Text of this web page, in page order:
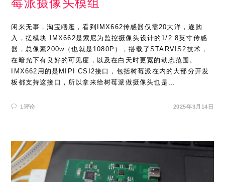
莓派摄像头模组
闲来无事，淘宝瞎逛，看到IMX662传感器仅需20大洋，遂购
入，搓模块 IMX662是索尼为监控摄像头设计的1/2.8英寸传感
器，总像素200w（也就是1080P），搭载了STARVIS2技术，
在暗光下有良好的可见度，以及在白天时更宽的动态范围。
IMX662用的是MIPI CSI2接口，包括树莓派在内的大部分开发
板都支持这接口，所以拿来给树莓派做摄像头也是…
1评论 2025年3月14日